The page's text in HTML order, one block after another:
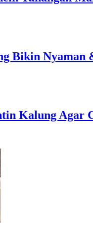
Nyaman &
Agar